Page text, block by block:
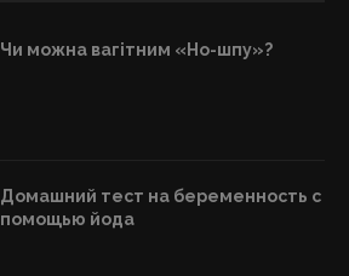
Чи можна вагітним «Но-шпу»?
Домашний тест на беременность с
помощью йода